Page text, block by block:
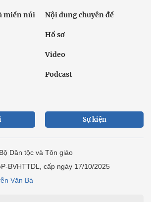
miền núi Nội dung chuyên đề
Hồ sơ
Video
Podcast
Sự kiện
Dân tộc và Tôn giáo
BVHTTDL, cấp ngày 17/10/2025
Văn Bá